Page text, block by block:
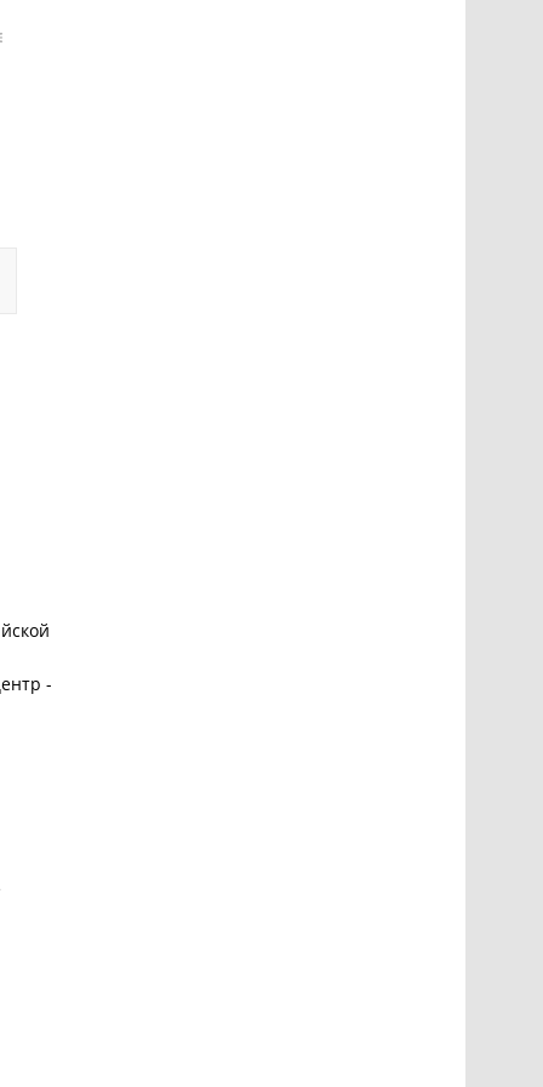
-